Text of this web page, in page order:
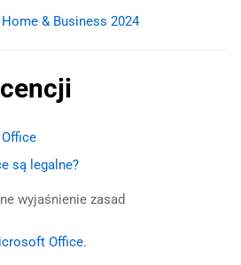
& Business 2024
są legalne?
wyjaśnienie zasad
Office.